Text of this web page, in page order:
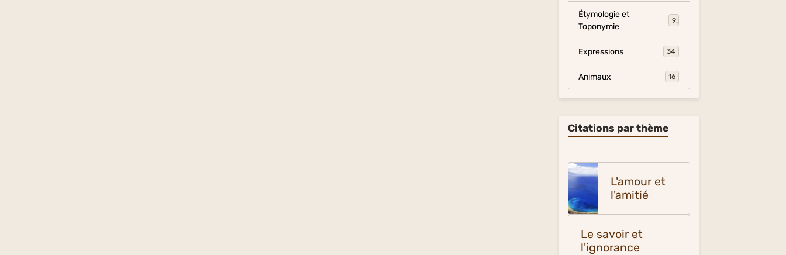
Étymologie et
Toponymie
9
Expressions 34
Animaux 16
Citations par thème
L'amour et
l'amitié
Le savoir et
l'ignorance